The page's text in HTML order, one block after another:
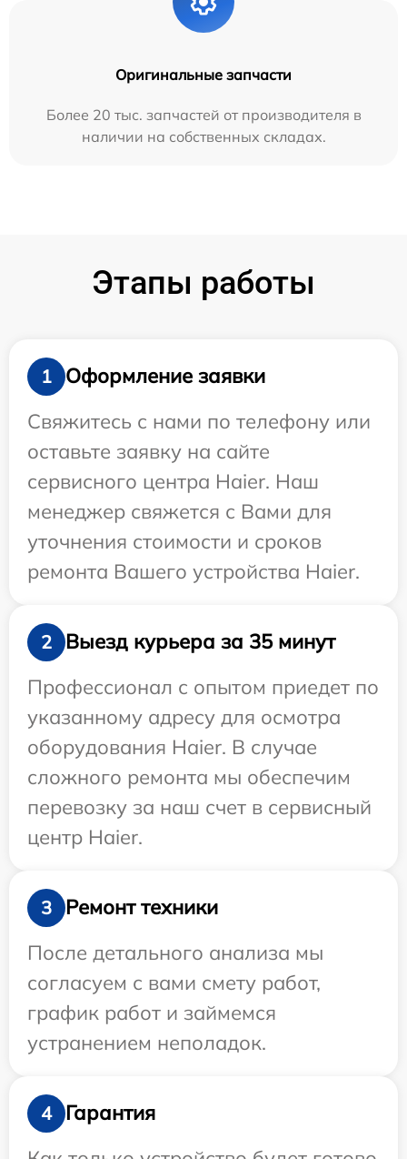
Оригинальные запчасти
Более 20 тыс. запчастей от производителя в
наличии на собственных складах.
Этапы работы
1
Оформление заявки
Свяжитесь с нами по телефону или
оставьте заявку на сайте
сервисного центра Haier. Наш
менеджер свяжется с Вами для
уточнения стоимости и сроков
ремонта Вашего устройства Haier.
2
Выезд курьера за 35 минут
Профессионал с опытом приедет по
указанному адресу для осмотра
оборудования Haier. В случае
сложного ремонта мы обеспечим
перевозку за наш счет в сервисный
центр Haier.
3
Ремонт техники
После детального анализа мы
согласуем с вами смету работ,
график работ и займемся
устранением неполадок.
4
Гарантия